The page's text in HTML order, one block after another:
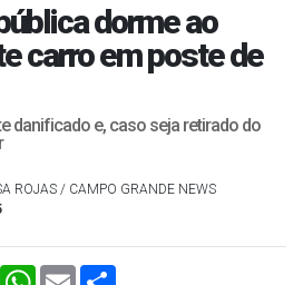
dorme ao
carro em poste de
danificado e, caso seja retirado do
ROJAS / CAMPO GRANDE NEWS
PinterestWhatsApp
Email